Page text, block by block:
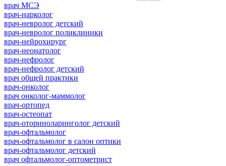
врач МСЭ
врач-нарколог
врач-невролог детский
врач-невролог поликлиники
врач-нейрохирург
врач-неонатолог
врач-нефролог
врач-нефролог детский
врач общей практики
врач-онколог
врач онколог-маммолог
врач-ортопед
врач-остеопат
врач-оториноларинголог детский
врач-офтальмолог
врач-офтальмолог в салон оптики
врач-офтальмолог детский
врач офтальмолог-оптометрист